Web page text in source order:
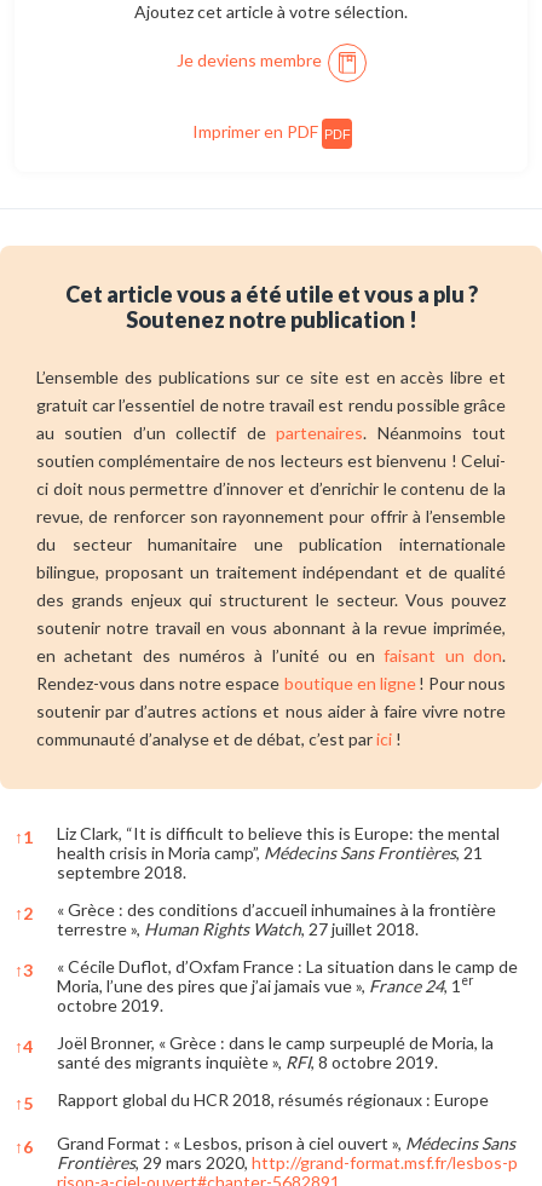
Ajoutez cet article à votre sélection.
Je deviens membre
Imprimer en PDF PDF
Cet article vous a été utile et vous a plu ?
Soutenez notre publication !
L’ensemble des publications sur ce site est en accès libre et
gratuit car l’essentiel de notre travail est rendu possible grâce
au soutien d’un collectif departenaires. Néanmoins tout
soutien complémentaire de nos lecteurs est bienvenu ! Celui-
ci doit nous permettre d’innover et d’enrichir le contenu de la
revue, de renforcer son rayonnement pour offrir à l’ensemble
du secteur humanitaire une publication internationale
bilingue, proposant un traitement indépendant et de qualité
des grands enjeux qui structurent le secteur. Vous pouvez
soutenir notre travail en vous abonnant à la revue imprimée,
en achetant des numéros à l’unité ou enfaisant un don.
Rendez-vous dans notre espace boutique en ligne! Pour nous
soutenir par d’autres actions et nous aider à faire vivre notre
communauté d’analyse et de débat, c’est parici !
↑1
Liz Clark, “It is difficult to believe this is Europe: the mental
health crisis in Moria camp”, Médecins Sans Frontières, 21
septembre 2018.
↑2
« Grèce : des conditions d’accueil inhumaines à la frontière
terrestre », Human Rights Watch, 27 juillet 2018.
↑3
« Cécile Duflot, d’Oxfam France : La situation dans le camp de
Moria, l’une des pires que j’ai jamais vue », France 24, 1 er
octobre 2019.
↑4
Joël Bronner, « Grèce : dans le camp surpeuplé de Moria, la
santé des migrants inquiète », RFI, 8 octobre 2019.
↑5 Rapport global du HCR 2018, résumés régionaux : Europe
↑6 Grand Format : « Lesbos, prison à ciel ouvert », Médecins Sans
Frontières, 29 mars 2020, http://grand-format.msf.fr/lesbos-p
rison-a-ciel-ouvert#chapter-5682891